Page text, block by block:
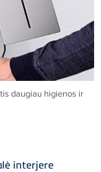
daugiau higienos ir
interjere